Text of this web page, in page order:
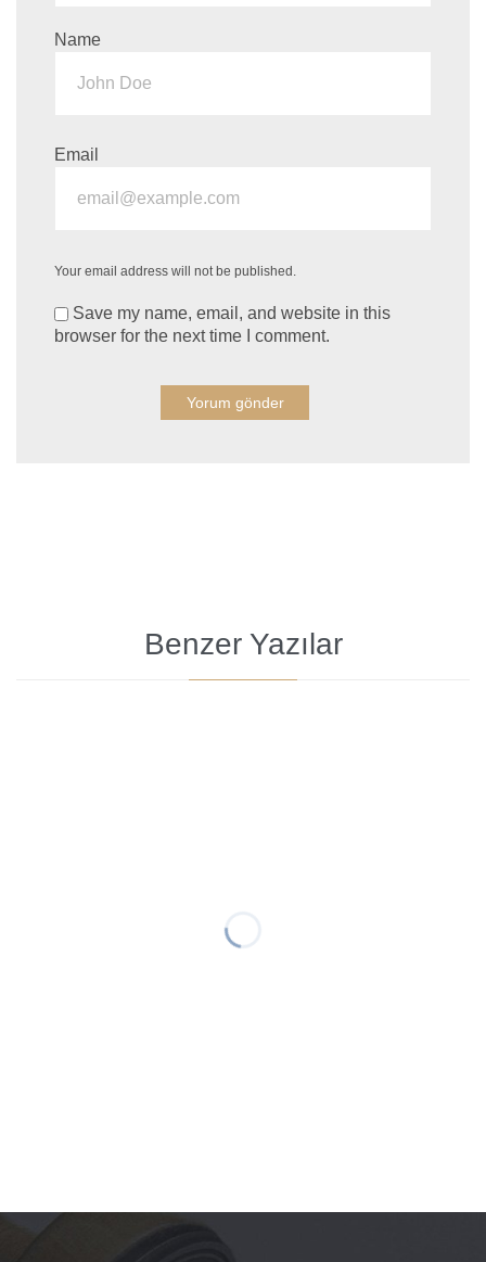
Name
Email
Your email address will not be published.
Save my name, email, and website in this
browser for the next time I comment.
Benzer Yazılar